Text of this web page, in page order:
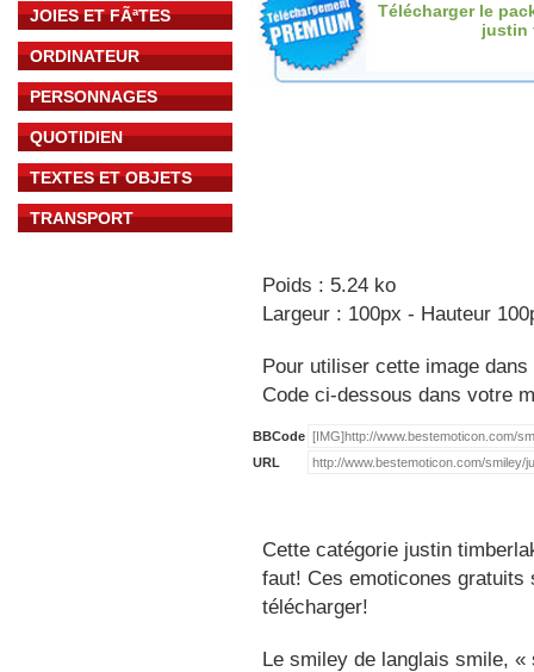
JOIES ET FÃªTES
ORDINATEUR
PERSONNAGES
QUOTIDIEN
TEXTES ET OBJETS
TRANSPORT
Télécharger le
justin
Poids : 5.24 ko
Largeur : 100px - Hauteur
Pour utiliser cette image
Code ci-dessous dans votre
BBCode
URL
Cette catégorie justin
faut! Ces emoticones
télécharger!
Le smiley de langlais smile,